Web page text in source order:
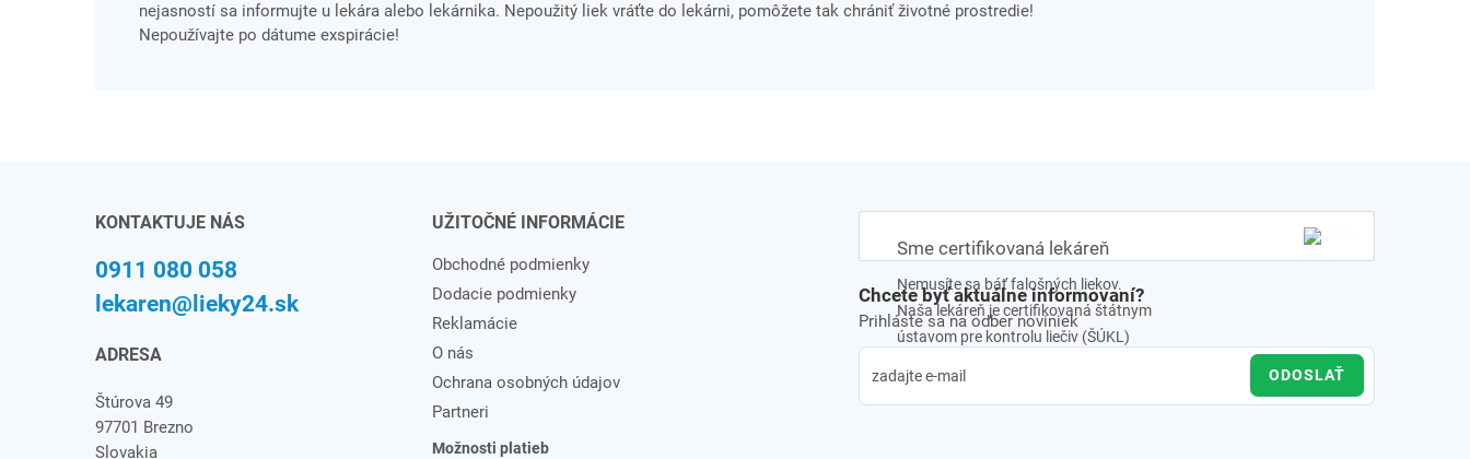
nejasností sa informujte u lekára alebo lekárnika. Nepoužitý liek vráťte do lekárni, pomôžete tak chrániť životné prostredie!
Nepoužívajte po dátume exspirácie!
Sme certifikovaná lekáreň
Nemusíte sa báť falošných liekov.
Naša lekáreň je certifikovaná štátnym
ústavom pre kontrolu liečiv (ŠÚKL)
KONTAKTUJE NÁS
0911 080 058
lekaren@lieky24.sk
ADRESA
Štúrova 49
97701 Brezno
Slovakia
UŽITOČNÉ INFORMÁCIE
Obchodné podmienky
Dodacie podmienky
Reklamácie
O nás
Ochrana osobných údajov
Partneri
Možnosti platieb
Chcete byť aktuálne informovaní?
Prihláste sa na odber noviniek
ODOSLAŤ